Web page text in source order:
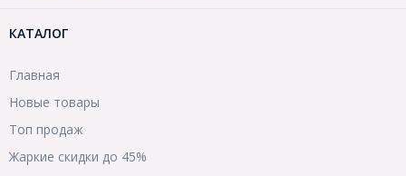
КАТАЛОГ
Главная
Новые товары
Топ продаж
Жаркие скидки до 45%